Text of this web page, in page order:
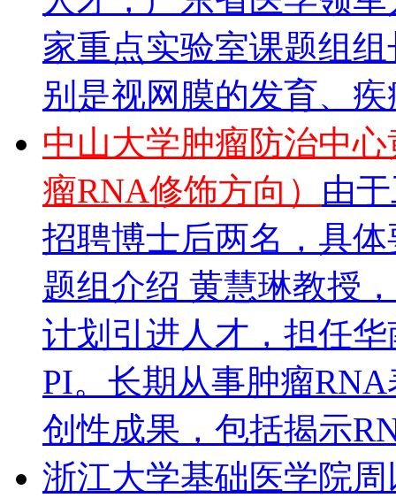
家重点实验室课题组
别是视网膜的发育、疾
中山大学肿瘤防治中
瘤RNA修饰方向） 由
招聘博士后两名，具
题组介绍 黄慧琳教授
计划引进人才，担任
PI。长期从事肿瘤
创性成果，包括揭示
浙江大学基础医学院